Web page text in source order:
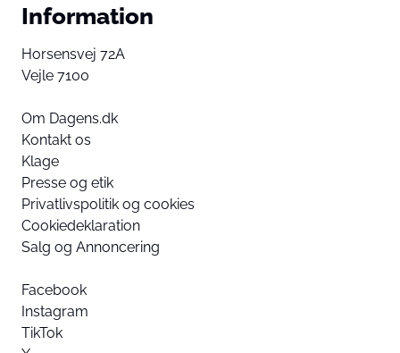
Information
Horsensvej 72A
Vejle 7100
Om Dagens.dk
Kontakt os
Klage
Presse og etik
Privatlivspolitik og cookies
Cookiedeklaration
Salg og Annoncering
Facebook
Instagram
TikTok